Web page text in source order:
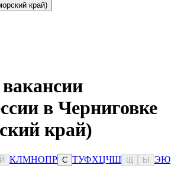
край)
в Черниговке
край)
Й КЛМНОПР С ТУФХЦЧШ Ы ЭЮ